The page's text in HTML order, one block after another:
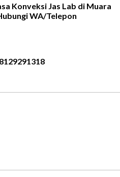
Konveksi Jas Lab di Muara
WA/Telepon